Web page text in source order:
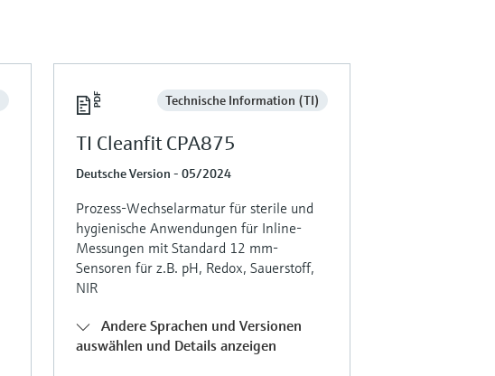
Technische Information (TI)
TI Cleanfit CPA875
Deutsche Version - 05/2024
Prozess-Wechselarmatur für sterile und
hygienische Anwendungen für Inline-
Messungen mit Standard 12 mm-
Sensoren für z.B. pH, Redox, Sauerstoff,
NIR
Andere Sprachen und Versionen
auswählen und Details anzeigen